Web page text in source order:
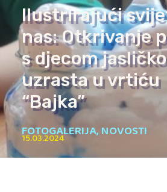
Ilustrirajući
nas: Otkrivanje
s djecom
uzrasta u vrtiću
“Bajka”
FOTOGALERIJA,NOVOSTI
15.03.2024